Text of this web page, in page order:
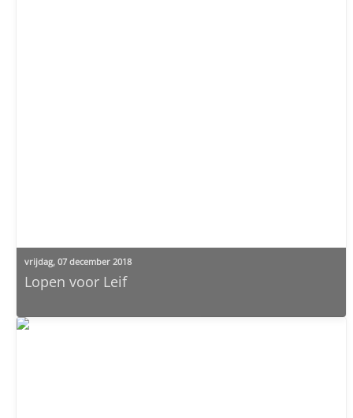
vrijdag, 07 december 2018
Lopen voor Leif